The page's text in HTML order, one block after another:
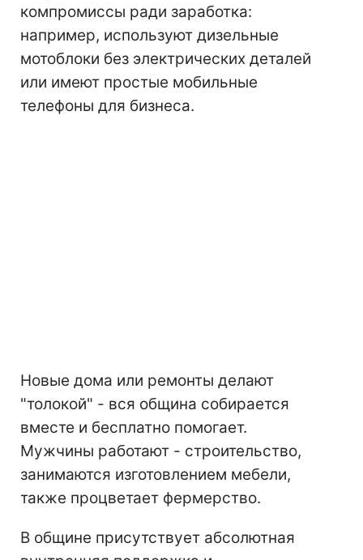
компромиссы ради заработка:
например, используют дизельные
мотоблоки без электрических деталей
или имеют простые мобильные
телефоны для бизнеса.
Новые дома или ремонты делают
"толокой" - вся община собирается
вместе и бесплатно помогает.
Мужчины работают - строительство,
занимаются изготовлением мебели,
также процветает фермерство.
В общине присутствует абсолютная